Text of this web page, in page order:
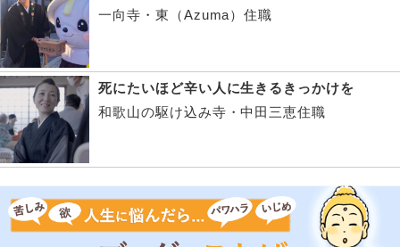
一向寺・東（Azuma）住職
死にたいほど辛い人に生きるきっかけを
和歌山の駆け込み寺・中田三恵住職